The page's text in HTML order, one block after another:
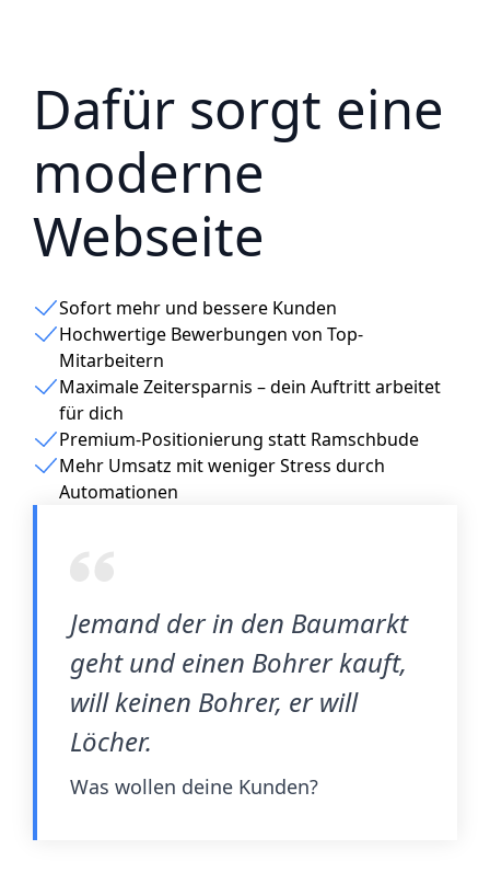
Jemand der in den Baumarkt
geht und einen Bohrer kauft,
will keinen Bohrer, er will
Löcher.
Was wollen deine Kunden?
Dafür sorgt eine
moderne
Webseite
Sofort mehr und bessere Kunden
Hochwertige Bewerbungen von Top-
Mitarbeitern
Maximale Zeitersparnis – dein Auftritt arbeitet
für dich
Premium-Positionierung statt Ramschbude
Mehr Umsatz mit weniger Stress durch
Automationen